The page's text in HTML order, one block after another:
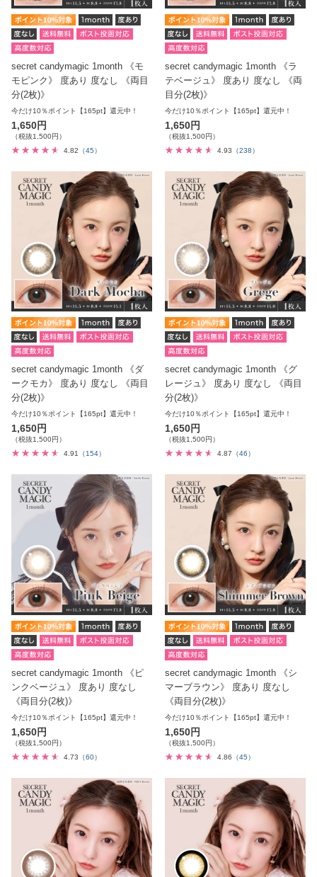
secret candymagic 1month 《モ
モピンク》 度あり 度なし 《両目
分(2枚)》
今だけ10％ポイント【165pt】還元中！
1,650円
（税抜1,500円）
4.82 （45）
secret candymagic 1month 《ラ
テベージュ》 度あり 度なし 《両
目分(2枚)》
今だけ10％ポイント【165pt】還元中！
1,650円
（税抜1,500円）
4.93
（238）
secret candymagic 1month 《ダ
ークモカ》 度あり 度なし 《両目
分(2枚)》
今だけ10％ポイント【165pt】還元中！
1,650円
（税抜1,500円）
4.91 （154）
secret candymagic 1month 《グ
レージュ》 度あり 度なし 《両目
分(2枚)》
今だけ10％ポイント【165pt】還元中！
1,650円
（税抜1,500円）
4.87
（46）
secret candymagic 1month 《ピ
ンクベージュ》 度あり 度なし
《両目分(2枚)》
今だけ10％ポイント【165pt】還元中！
1,650円
（税抜1,500円）
4.73 （60）
secret candymagic 1month 《シ
マーブラウン》 度あり 度なし
《両目分(2枚)》
今だけ10％ポイント【165pt】還元中！
1,650円
（税抜1,500円）
4.86
（45）